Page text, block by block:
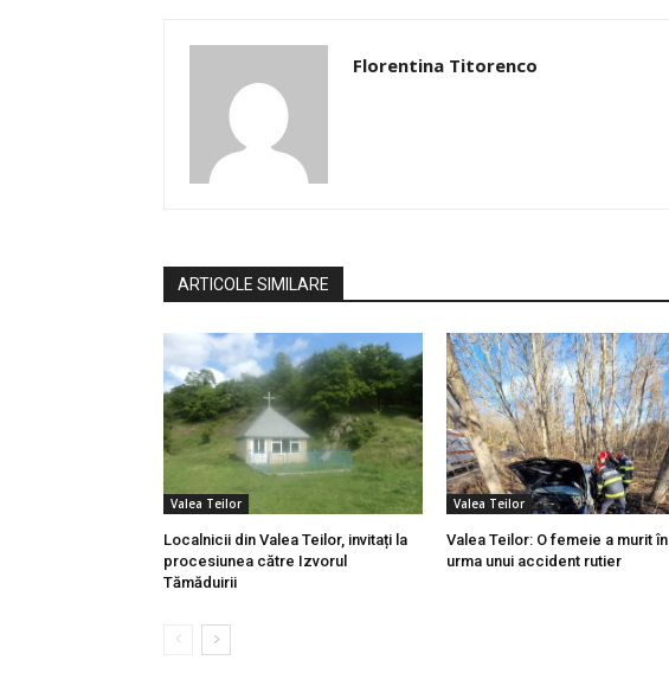
Florentina Titorenco
ARTICOLE SIMILARE
Valea Teilor
Localnicii din Valea Teilor, invitați la
procesiunea către Izvorul
Tămăduirii
Valea Teilor
Valea Teilor: O femeie a murit în
urma unui accident rutier